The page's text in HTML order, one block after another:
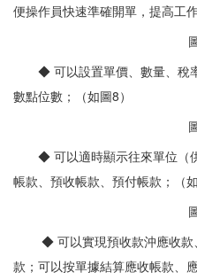
便操作員快速準確開單，提高工
◆ 可以設置單價、數量、稅
數點位數；（如圖8）
◆ 可以適時顯示往來單位（
帳款、預收帳款、預付帳款；（如
◆ 可以實現預收款沖應收款
款；可以按單據結算應收帳款、